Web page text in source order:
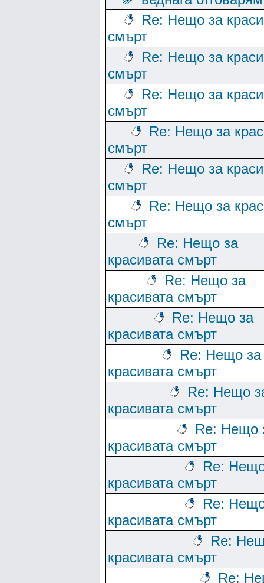
Re: Нещо за
смърт
Re: Нещо за
смърт
Re: Нещо за
смърт
Re: Нещо за
смърт
Re: Нещо за
смърт
Re: Нещо за
смърт
Re: Нещо за
красивата смърт
Re: Нещо за
красивата смърт
Re: Нещо за
красивата смърт
Re: Нещо за
красивата смърт
Re: Нещо
красивата смърт
Re: Нещо
красивата смърт
Re:
красивата смърт
Re:
красивата смърт
Re:
красивата смърт
Re: